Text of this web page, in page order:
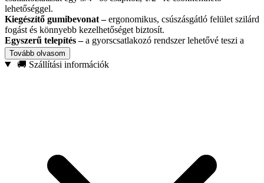
lehetőséggel.
Kiegészítő gumibevonat –ergonomikus, csúszásgátló felület szilárd
fogást és könnyebb kezelhetőséget biztosít.
Egyszerű telepítés –a gyorscsatlakozó rendszer lehetővé teszi a
gyors és egyszerű csatlakozást az öntözőrendszerhez.
Kompatibilitás –tökéletesen illeszkedik a szabványos kerti
30db/display box
Tovább olvasom
🚚 Szállítási információk